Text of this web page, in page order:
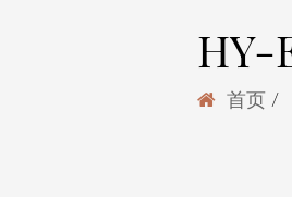
HY-
首页 /